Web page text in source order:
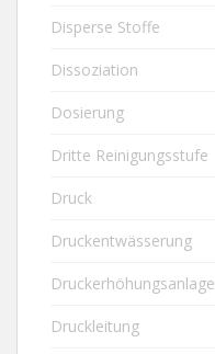
Disperse Stoffe
Dissoziation
Dosierung
Dritte Reinigungsstufe
Druck
Druckentwässerung
Druckerhöhungsanlage
Druckleitung